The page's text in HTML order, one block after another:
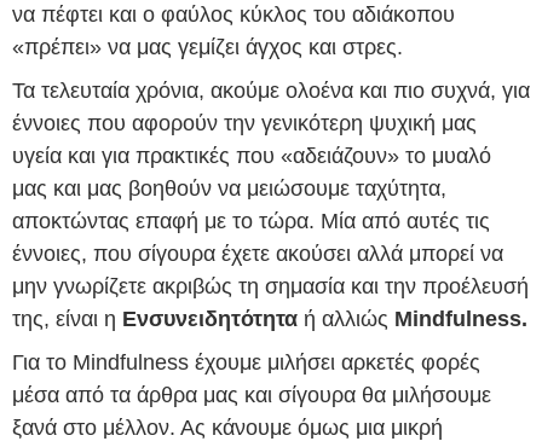
να πέφτει και ο φαύλος κύκλος του αδιάκοπου
«πρέπει» να μας γεμίζει άγχος και στρες.
Τα τελευταία χρόνια, ακούμε ολοένα και πιο συχνά, για
έννοιες που αφορούν την γενικότερη ψυχική μας
υγεία και για πρακτικές που «αδειάζουν» το μυαλό
μας και μας βοηθούν να μειώσουμε ταχύτητα,
αποκτώντας επαφή με το τώρα. Μία από αυτές τις
έννοιες, που σίγουρα έχετε ακούσει αλλά μπορεί να
μην γνωρίζετε ακριβώς τη σημασία και την προέλευσή
της, είναι η Ενσυνειδητότητα ή αλλιώς Mindfulness.
Για το Mindfulness έχουμε μιλήσει αρκετές φορές
μέσα από τα άρθρα μας και σίγουρα θα μιλήσουμε
ξανά στο μέλλον. Ας κάνουμε όμως μια μικρή